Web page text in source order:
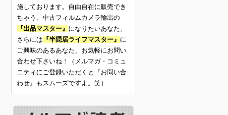
施しております。自由自在に販売でき
ちゃう、中古フィルムカメラ輸出の
『出品マスター』 になりたいあなた、
さらには 『半隠居ライフマスター』 に
ご興味のあるあなた、お気軽にお問い
合わせ下さいね！（メルマガ・コミュ
ニティにご登録いただくと『お問い合
わせ』もスムーズですよ。笑）